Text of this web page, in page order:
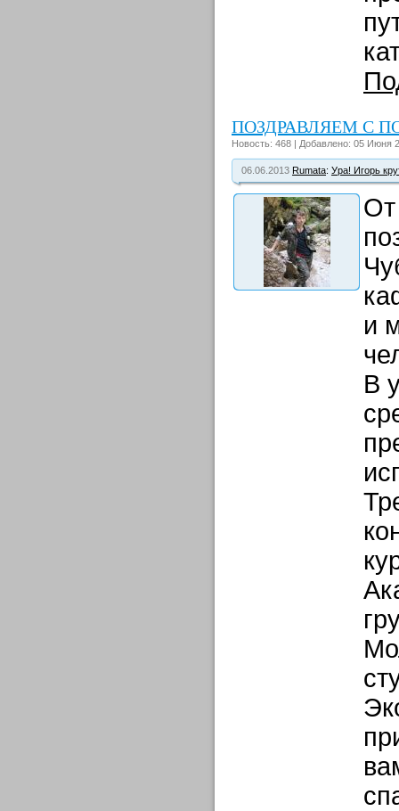
ПОЗДРАВЛЯЕМ С
Новость: 468 | Добавлено: 05 Июня
06.06.2013 Rumata: Ура! Игорь
и
В